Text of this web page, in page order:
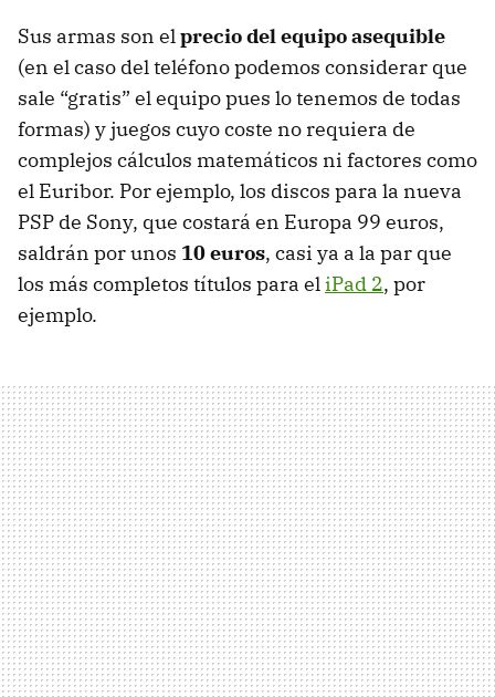
Sus armas son el precio del equipo asequible
(en el caso del teléfono podemos considerar que
sale “gratis” el equipo pues lo tenemos de todas
formas) y juegos cuyo coste no requiera de
complejos cálculos matemáticos ni factores como
el Euribor. Por ejemplo, los discos para la nueva
PSP de Sony, que costará en Europa 99 euros,
saldrán por unos 10 euros, casi ya a la par que
los más completos títulos para el iPad 2, por
ejemplo.